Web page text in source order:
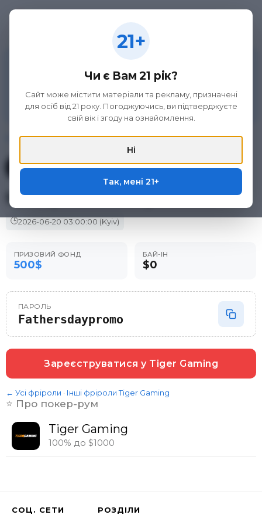
21+
Чи є Вам 21 рік?
Сайт може містити матеріали та рекламу, призначені
для осіб від 21 року. Погоджуючись, ви підтверджуєте
свій вік і згоду на ознайомлення.
Ні
Так, мені 21+
ігор та організаторів букмекерської діяльності, а
викладений виключно з метою ознайомлення.
Участь в азартних іграх може викликати ігрову
залежність. Дотримуйтеся правил (принципів)
відповідальної гри. Тільки для осіб 21+.
Головна/Фріроли/Tiger Gaming/Spooky Fathers Day Poker...
Spooky Fathers Day Poker...
🕒2026-06-20 03:00:00 (Kyiv)
ПРИЗОВИЙ ФОНД
500$
БАЙ-ІН
$0
ПАРОЛЬ
Fathersdaypromo
Зареєструватися у Tiger Gaming
← Усі фріроли · Інші фріролиTiger Gaming
⭐️ Про покер-рум
Tiger Gaming
100% до $1000
СОЦ. СЕТИ РОЗДІЛИ